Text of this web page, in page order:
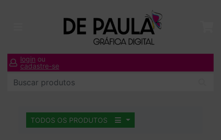
login ou
cadastre-se
TODOS OS PRODUTOS